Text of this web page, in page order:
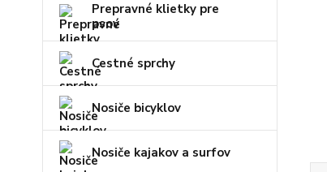
Prepravné klietky pre
psov
Cestné sprchy
Nosiče bicyklov
Nosiče kajakov a surfov